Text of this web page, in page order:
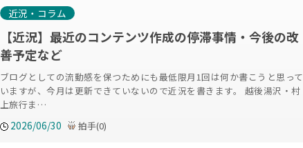
近況・コラム
【近況】最近のコンテンツ作成の停滞事情・今後の改
善予定など
ブログとしての流動感を保つためにも最低限月1回は何か書こうと思って
いますが、今月は更新できていないので近況を書きます。 越後湯沢・村
上旅行ま…
2026/06/30 拍手(0)